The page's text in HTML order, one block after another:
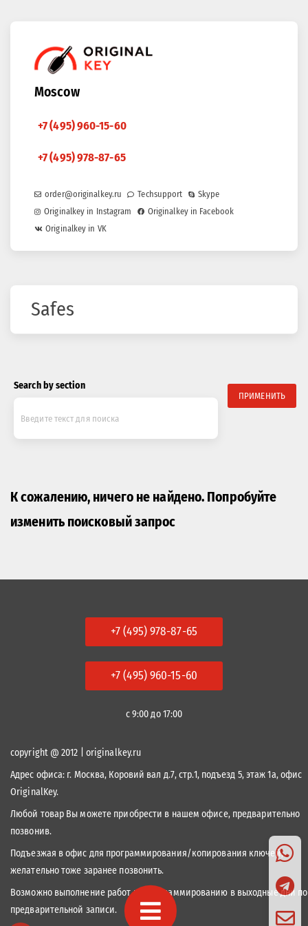
Moscow
+7 (495) 960-15-60
+7 (495) 978-87-65
order@originalkey.ru Techsupport
Skype
Originalkey in Instagram
Originalkey in Facebook
Originalkey in VK
Safes
Search by section
ПРИМЕНИТЬ
К сожалению, ничего не найдено. Попробуйте
изменить поисковый запрос
+7 (495) 978-87-65
+7 (495) 960-15-60
с 9:00 до 17:00
copyright @ 2012 | originalkey.ru
Адрес офиса: г. Москва, Коровий вал д.7, стр.1, подъезд 5, этаж 1а, офис
OriginalKey.
Любой товар Вы можете приобрести в нашем офисе, предварительно
позвонив.
Подъезжая в офис для программирования/копирования ключей,
желательно тоже заранее позвонить.
Возможно выполнение работ по программированию в выходные дни по
предварительной записи.